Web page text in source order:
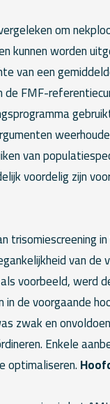
om
kunnen worden
van een
FMF-
van
voordelig zijn
van de
voorbeeld, werd
de voorgaande
zwak en
Enkele
optimaliseren.